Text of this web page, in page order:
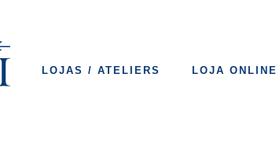
LOJAS / ATELIERS LOJA ONLINE